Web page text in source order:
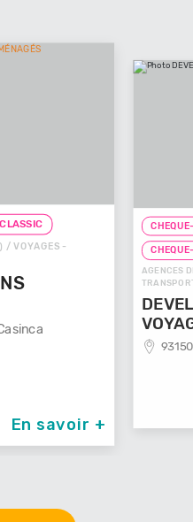
/ VOYAGES -
En savoir +
AGENCES